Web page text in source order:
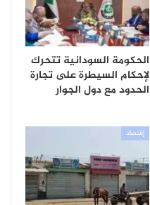
الحكومة السودانية تتحرك
لإحكام السيطرة على تجارة
الحدود مع دول الجوار
إقتصاد